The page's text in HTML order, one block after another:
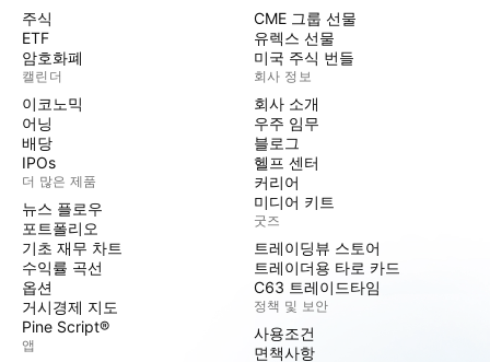
주식
ETF
암호화폐
캘린더
이코노믹
어닝
배당
IPOs
더 많은 제품
뉴스 플로우
포트폴리오
기초 재무 차트
수익률 곡선
옵션
거시경제 지도
Pine Script®
앱
CME 그룹 선물
유렉스 선물
미국 주식 번들
회사 정보
회사 소개
우주 임무
블로그
헬프 센터
커리어
미디어 키트
굿즈
트레이딩뷰 스토어
트레이더용 타로 카드
C63 트레이드타임
정책 및 보안
사용조건
면책사항